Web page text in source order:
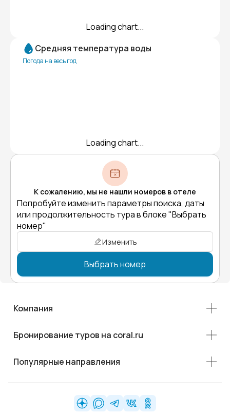
Loading chart...
Средняя температура воды
Погода на весь год
Loading chart...
К сожалению, мы не нашли номеров в отеле
Попробуйте изменить параметры поиска, даты
или продолжительность тура в блоке "Выбрать
номер"
Изменить
Выбрать номер
Компания
Бронирование туров на coral.ru
Популярные направления